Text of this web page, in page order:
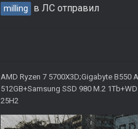
milling в ЛС отправил
AMD Ryzen 7 5700X3D;Gigabyte B550
512GB+Samsung SSD 980 M.2
25H2